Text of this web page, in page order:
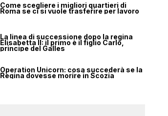
Come scegliere i migliori quartieri di
Roma se ci si vuole trasferire per lavoro
La linea di successione dopo la regina
Elisabetta II: il primo è il figlio Carlo,
principe del Galles
Operation Unicorn: cosa succederà se la
Regina dovesse morire in Scozia